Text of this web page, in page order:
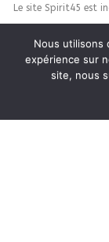
Le site Spirit45 est
Nous utilisons
expérience sur
site, nous